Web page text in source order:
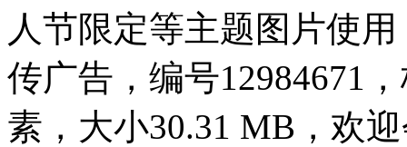
人节限定等主题图片使
传广告，编号12984671
素，大小30.31 MB，欢